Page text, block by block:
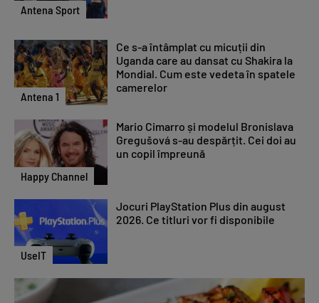
Antena Sport
Antena 1
Ce s-a întâmplat cu micuții din
Uganda care au dansat cu Shakira la
Mondial. Cum este vedeta în spatele
camerelor
Happy Channel
Mario Cimarro și modelul Bronislava
Gregušová s-au despărțit. Cei doi au
un copil împreună
UseIT
Jocuri PlayStation Plus din august
2026. Ce titluri vor fi disponibile